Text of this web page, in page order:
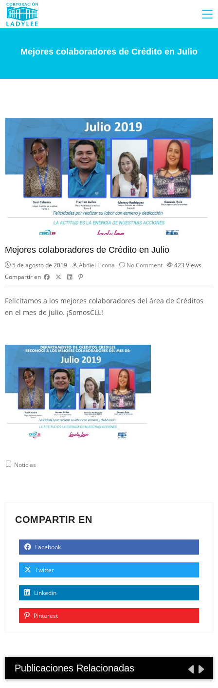
Mejores colaboradores de Crédito en Julio
Mejores colaboradores de Crédito en Julio
5 de agosto de 2019 Abdiel Licona No Comment 423 Views
Compartir en
Felicitamos a los mejores colaboradores del área de Créditos
en el mes de julio. ¡SomosCLL!
Noticias
COMPARTIR EN
Facebook
Twitter
Linkedin
Pinterest
Publicaciones Relacionadas